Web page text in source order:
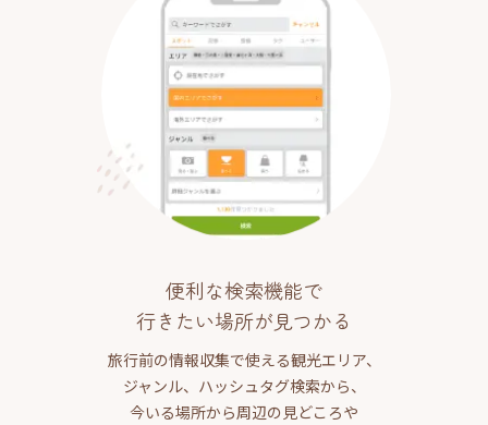
便利な検索機能で
行きたい場所が見つかる
旅行前の情報収集で使える観光エリア、
ジャンル、ハッシュタグ検索から、
今いる場所から周辺の見どころや